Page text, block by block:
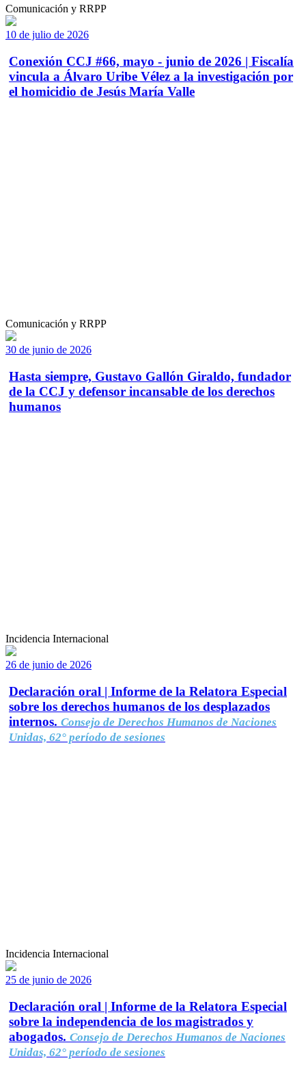
Comunicación y RRPP
10 de julio de 2026
Conexión CCJ #66, mayo - junio de 2026 | Fiscalía
vincula a Álvaro Uribe Vélez a la investigación por
el homicidio de Jesús María Valle
Comunicación y RRPP
30 de junio de 2026
Hasta siempre, Gustavo Gallón Giraldo, fundador
de la CCJ y defensor incansable de los derechos
humanos
Incidencia Internacional
26 de junio de 2026
Declaración oral | Informe de la Relatora Especial
sobre los derechos humanos de los desplazados
internos. Consejo de Derechos Humanos de Naciones
Unidas, 62° período de sesiones
Incidencia Internacional
25 de junio de 2026
Declaración oral | Informe de la Relatora Especial
sobre la independencia de los magistrados y
abogados. Consejo de Derechos Humanos de Naciones
Unidas, 62° período de sesiones